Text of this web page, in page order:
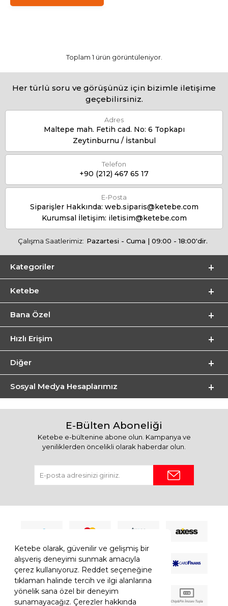
Ketebe olarak, güvenilir ve gelişmiş bir
alışveriş deneyimi sunmak amacıyla
çerez kullanıyoruz. Reddet seçeneğine
tıklaman halinde tercih ve ilgi alanlarına
yönelik sana özel bir deneyim
sunamayacağız. Çerezler hakkında
Toplam 1 ürün görüntüleniyor.
Her türlü soru ve görüşünüz için bizimle iletişime
geçebilirsiniz.
Adres
Maltepe mah. Fetih cad. No: 6 Topkapı
Zeytinburnu / İstanbul
Telefon
+90 (212) 467 65 17
E-Posta
Siparişler Hakkında: web.siparis@ketebe.com
Kurumsal İletişim: iletisim@ketebe.com
Çalışma Saatlerimiz: Pazartesi - Cuma | 09:00 - 18:00'dir.
Kategoriler
Ketebe
Bana Özel
Hızlı Erişim
Diğer
Sosyal Medya Hesaplarımız
E-Bülten Aboneliği
Ketebe e-bültenine abone olun. Kampanya ve
yeniliklerden öncelikli olarak haberdar olun.